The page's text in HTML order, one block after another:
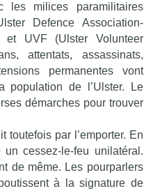
les milices paramilitaires
Defence Association-
et UVF (Ulster Volunteer
attentats, assassinats,
permanentes vont
population de l’Ulster. Le
démarches pour trouver
toutefois par l’emporter. En
un cessez-le-feu unilatéral.
de même. Les pourparlers
à la signature de